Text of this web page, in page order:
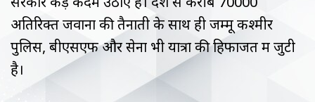
अतिरिक्त जवानों की तैनाती के साथ ही जम्मू कश्मीर
पुलिस, बीएसएफ और सेना भी यात्रा की हिफाजत में जुटी
है।